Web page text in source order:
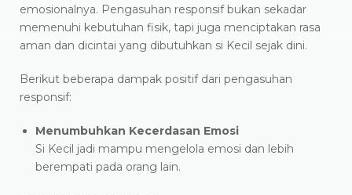
emosionalnya. Pengasuhan responsif bukan sekadar
memenuhi kebutuhan fisik, tapi juga menciptakan rasa
aman dan dicintai yang dibutuhkan si Kecil sejak dini.
Berikut beberapa dampak positif dari pengasuhan
responsif:
Menumbuhkan Kecerdasan Emosi
Si Kecil jadi mampu mengelola emosi dan lebih
berempati pada orang lain.